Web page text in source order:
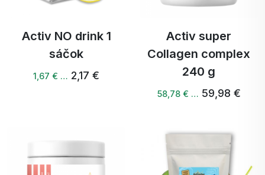
Activ NO drink 1
sáčok
1,67 € … 2,17 €
Activ super
Collagen complex
240 g
58,78 € … 59,98 €